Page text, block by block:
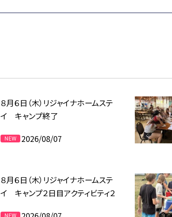
８月６日（木）リジャイナホームステ
イ キャンプ終了
2026/08/07
８月６日（木）リジャイナホームステ
イ キャンプ２日目アクティビティ２